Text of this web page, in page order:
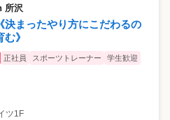
所沢
決まったやり方にこだわるの
》
正社員 スポーツトレーナー
学生歓迎
ツ1F